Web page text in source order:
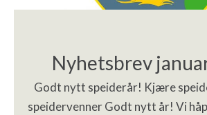
Nyhetsbrev
Godt nytt speiderår! Kjære
speidervenner Godt nytt år! Vi